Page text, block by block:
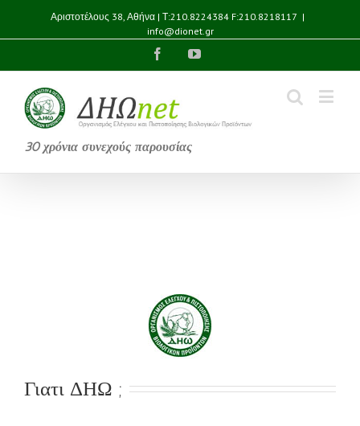
Αριστοτέλους 38, Αθήνα | Τ:210.8224384 F:210.8218117 |
info@dionet.gr
FacebookYouTube
30 χρόνια συνεχούς παρουσίας
Γιατι ΔΗΩ ;